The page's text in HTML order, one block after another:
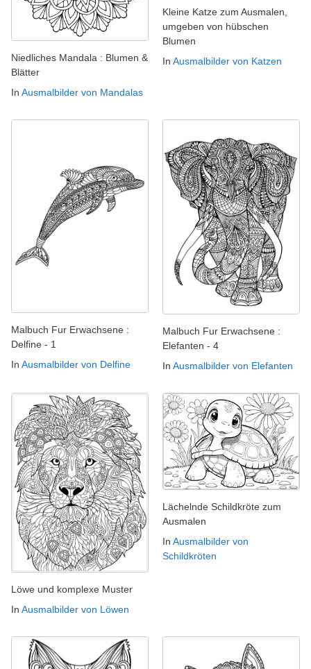
Niedliches Mandala : Blumen &
Blätter
In Ausmalbilder von Mandalas
Kleine Katze zum Ausmalen,
umgeben von hübschen
Blumen
In Ausmalbilder von Katzen
Malbuch Fur Erwachsene :
Delfine - 1
In Ausmalbilder von Delfine
Malbuch Fur Erwachsene :
Elefanten - 4
In Ausmalbilder von Elefanten
Löwe und komplexe Muster
In Ausmalbilder von Löwen
Lächelnde Schildkröte zum
Ausmalen
In Ausmalbilder von
Schildkröten